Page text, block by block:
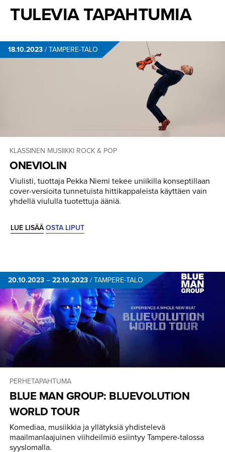
Change cookie settings
TULEVIA TAPAHTUMIA
18.10.2023/TAMPERE-TALO
KLASSINEN MUSIIKKI ROCK & POP
ONEVIOLIN
Viulisti, tuottaja Pekka Niemi tekee uniikilla konseptillaan
cover-versioita tunnetuista hittikappaleista käyttäen vain
yhdellä viululla tuotettuja ääniä.
LUE LISÄÄOSTA LIPUT
20.10.2023–22.10.2023/TAMPERE-TALO
PERHETAPAHTUMA
BLUE MAN GROUP: BLUEVOLUTION
WORLD TOUR
Komediaa, musiikkia ja yllätyksiä yhdistelevä
maailmanlaajuinen viihdeilmiö esiintyy Tampere-talossa
syyslomalla.